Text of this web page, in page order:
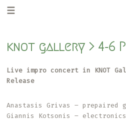
Skip
to
Skip
to
knot gallery > 4-6
Live impro concert in KNOT
Release
Anastasis Grivas – prepaired
Giannis Kotsonis – electronics